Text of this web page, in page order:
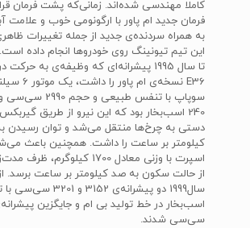
کاملا مهندسی شده‌اند. زمانی‌که پشت فرمان
فرمان جدید ام پاور با ارگونومی خوب و علامت
به همراه سردنده‌ی جدید از جمله تغییرات
این تیم تیونینگ روی خودرو‌ها انجام داده است.
تا سال 1995 پیشرانه‌ای که وظیفه‌ی به
سوپاپ با تنفس
کیلومتر بر ساعت را داشت. همچنین باعث
سی‌سی شدند.